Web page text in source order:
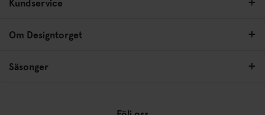
Kundservice
Om Designtorget
Säsonger